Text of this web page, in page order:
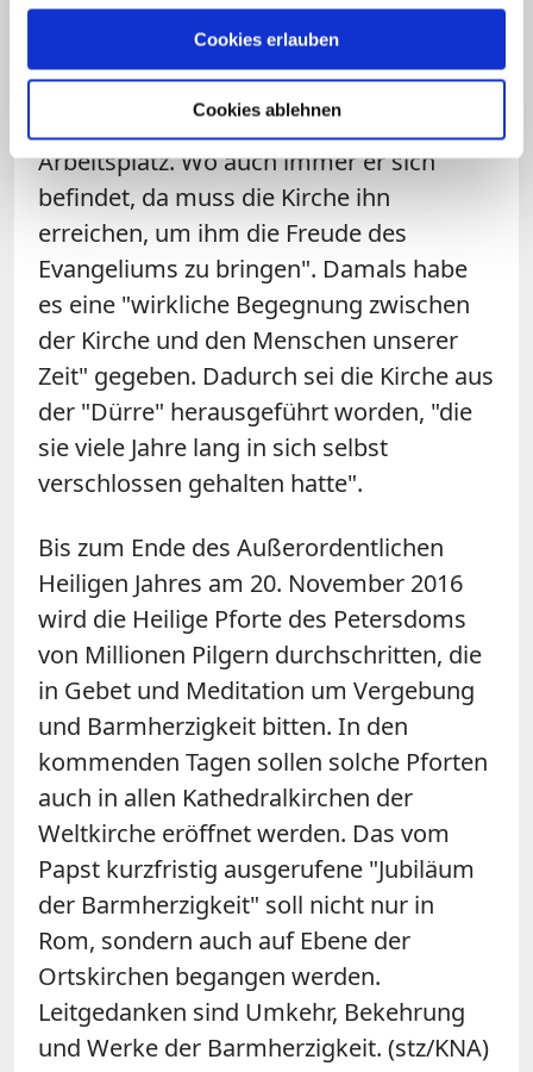
Cookies erlauben
Cookies ablehnen
erklärte Franziskus. Es sei ein "neuer
Aufbruch gewesen, um auf jeden
Menschen dort zuzugehen, wo er lebt: in
seiner Stadt, in seinem Haus, am
Arbeitsplatz. Wo auch immer er sich
befindet, da muss die Kirche ihn
erreichen, um ihm die Freude des
Evangeliums zu bringen". Damals habe
es eine "wirkliche Begegnung zwischen
der Kirche und den Menschen unserer
Zeit" gegeben. Dadurch sei die Kirche aus
der "Dürre" herausgeführt worden, "die
sie viele Jahre lang in sich selbst
verschlossen gehalten hatte".
Bis zum Ende des Außerordentlichen
Heiligen Jahres am 20. November 2016
wird die Heilige Pforte des Petersdoms
von Millionen Pilgern durchschritten, die
in Gebet und Meditation um Vergebung
und Barmherzigkeit bitten. In den
kommenden Tagen sollen solche Pforten
auch in allen Kathedralkirchen der
Weltkirche eröffnet werden. Das vom
Papst kurzfristig ausgerufene "Jubiläum
der Barmherzigkeit" soll nicht nur in
Rom, sondern auch auf Ebene der
Ortskirchen begangen werden.
Leitgedanken sind Umkehr, Bekehrung
und Werke der Barmherzigkeit. (stz/KNA)